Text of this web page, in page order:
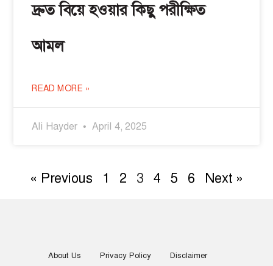
দ্রুত বিয়ে হওয়ার কিছু পরীক্ষিত
আমল
READ MORE »
Ali Hayder April 4, 2025
« Previous 1 2 3 4 5 6 Next »
About Us Privacy Policy Disclaimer